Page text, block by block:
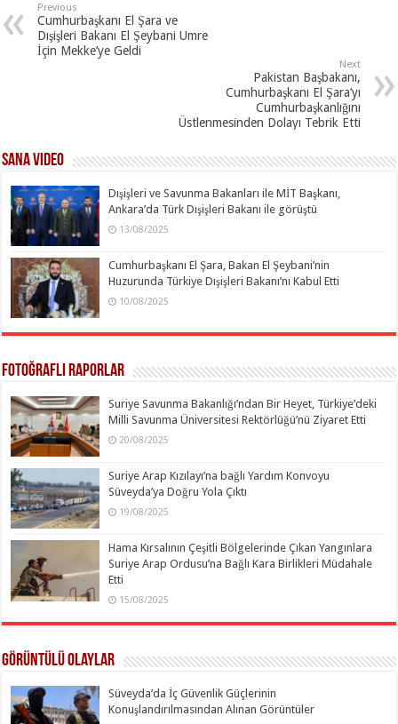
Previous
Cumhurbaşkanı El Şara ve
Dışişleri Bakanı El Şeybani Umre
İçin Mekke’ye Geldi
Next
Pakistan Başbakanı,
Cumhurbaşkanı El Şara’yı
Cumhurbaşkanlığını
Üstlenmesinden Dolayı Tebrik Etti
SANA Video
Dışişleri ve Savunma Bakanları ile MİT Başkanı,
Ankara’da Türk Dışişleri Bakanı ile görüştü
13/08/2025
Cumhurbaşkanı El Şara, Bakan El Şeybani’nin
Huzurunda Türkiye Dışişleri Bakanı’nı Kabul Etti
10/08/2025
Fotoğraflı Raporlar
Suriye Savunma Bakanlığı’ndan Bir Heyet, Türkiye’deki
Milli Savunma Üniversitesi Rektörlüğü’nü Ziyaret Etti
20/08/2025
Suriye Arap Kızılayı’na bağlı Yardım Konvoyu
Süveyda’ya Doğru Yola Çıktı
19/08/2025
Hama Kırsalının Çeşitli Bölgelerinde Çıkan Yangınlara
Suriye Arap Ordusu’na Bağlı Kara Birlikleri Müdahale
Etti
15/08/2025
Görüntülü Olaylar
Süveyda’da İç Güvenlik Güçlerinin
Konuşlandırılmasından Alınan Görüntüler